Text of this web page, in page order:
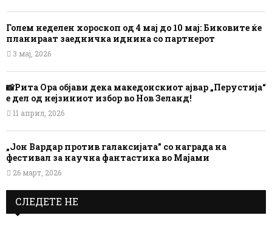
Голем неделен хороскоп од 4 мај до 10 мај: Биковите ќе
планираат заедничка иднина со партнерот
3 мај, 2026
📸Рита Ора објави дека македонскиот ајвар „Перустија“
е дел од нејзиниот избор во Нов Зеланд!
11 април, 2026
„Јон Вардар против галаксијата” со награда на
фестивал за научна фантастика во Мајами
26 март, 2026
СЛЕДЕТЕ НЕ